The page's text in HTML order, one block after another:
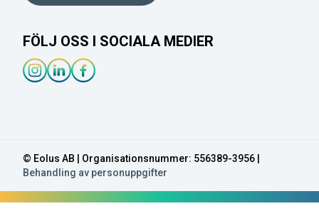
FÖLJ OSS I SOCIALA MEDIER
© Eolus AB | Organisationsnummer: 556389-3956 |
Behandling av personuppgifter